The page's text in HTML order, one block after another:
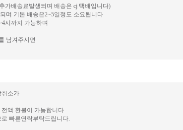
가배송료발생되며 배송은 cj 택배입니다)
며 기본 배송은2~5일정도 소요됩니다
시까지 가능하며
남겨주시면
취소가
액 환불이 가능합니다
빠른연락부탁드립니다.